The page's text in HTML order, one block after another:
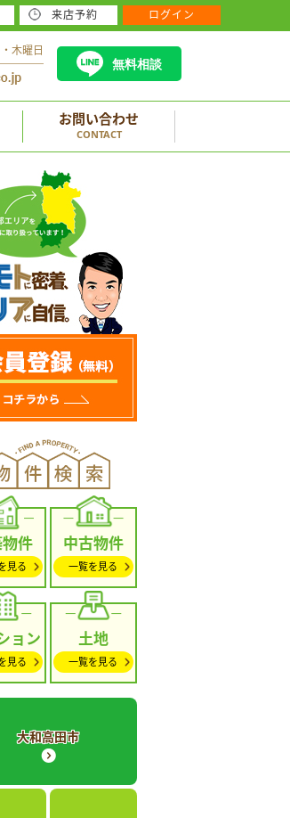
木曜日
無料相談
お問い合わせ
CONTACT
件
見る
中古物件
一覧を見る
ョン
見る
土地
一覧を見る
大和高田市
来店予約 ログイン